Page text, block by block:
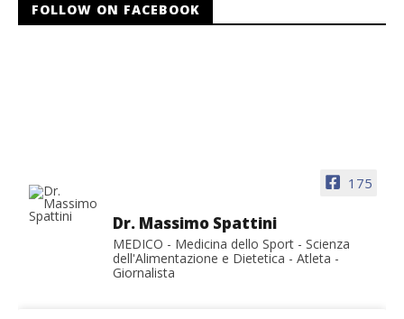
FOLLOW ON FACEBOOK
175
Dr. Massimo Spattini
MEDICO - Medicina dello Sport - Scienza
dell'Alimentazione e Dietetica - Atleta -
Giornalista